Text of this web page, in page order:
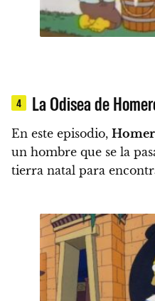
4 La Odisea de
En este episodio,
un hombre que se la
tierra natal para